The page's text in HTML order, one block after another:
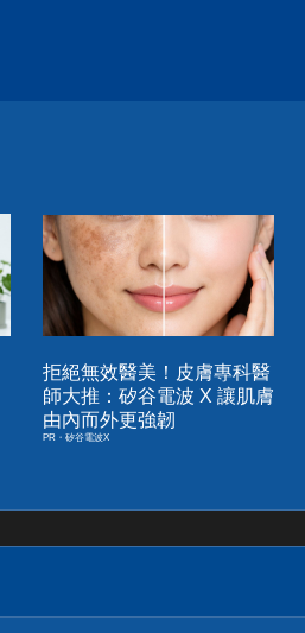
拒絕無效醫美！皮膚專科醫
師大推：矽谷電波 X 讓肌膚
由內而外更強韌
PR・矽谷電波X